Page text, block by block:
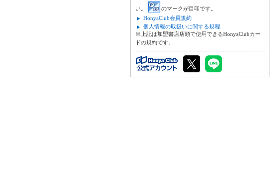
い。
のマークが目印です。
HonyaClub会員規約
個人情報の取扱いに関する規程
※上記は加盟書店店頭で使用できるHonyaClubカー
ドの規約です。